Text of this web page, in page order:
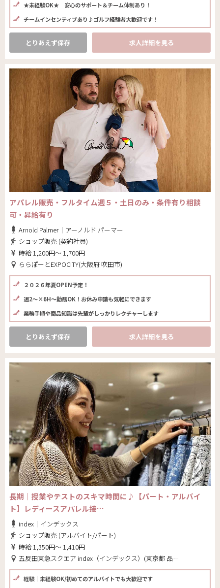
★未経験OK★ 安心のサポート＆チーム体制あり！
チームインセンティブあり♪ゴルフ経験者大歓迎です！
とりあえず保存 求人詳細を見る
アパレル販売・フルタイム週５・土日のみ・条件有り相談
可・昇給有り
Arnold Palmer｜アーノルド パーマー
ショップ販売 (契約社員)
時給 1,200円～ 1,700円
ららぽーとEXPOCITY(大阪府 吹田市)
２０２６年夏OPEN予定！
週2～×6H～勤務OK！お休み申請も気軽にできます
業務手順や商品知識は先輩がしっかりレクチャーします
とりあえず保存 求人詳細を見る
長期｜授業やテストのスキマ時間に♪【パート・アルバイ
ト】レディースアパレル接…
index｜インデックス
ショップ販売 (アルバイト/パート)
時給 1,350円～ 1,410円
五反田東急スクエア index（インデックス）(東京都 品川区)
経験｜未経験OK/初めてのアルバイトでも大歓迎です